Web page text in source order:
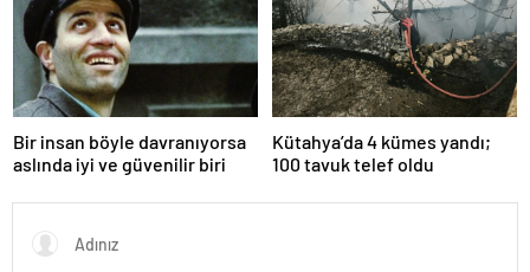
Bir insan böyle davranıyorsa
aslında iyi ve güvenilir biri
Kütahya’da 4 kümes yandı;
100 tavuk telef oldu